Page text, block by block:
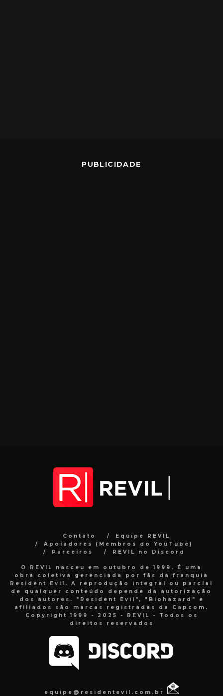
PUBLICIDADE
Contato
Equipe REVIL
Apoiadores (Membros do YouTube)
Parceiros
REVIL no Discord
O REVIL nasceu em outubro de 1999. É uma
obra coletiva gerenciada por fãs da franquia
Resident Evil. A reprodução integral ou parcial
de qualquer conteúdo depende da autorização
dos autores. "Resident Evil", "Biohazard" e
afiliados são marcas registradas da Capcom.
Copyright 1999 - 2025 - REVIL - Todos os
direitos reservados
equipe@residentevil.com.br